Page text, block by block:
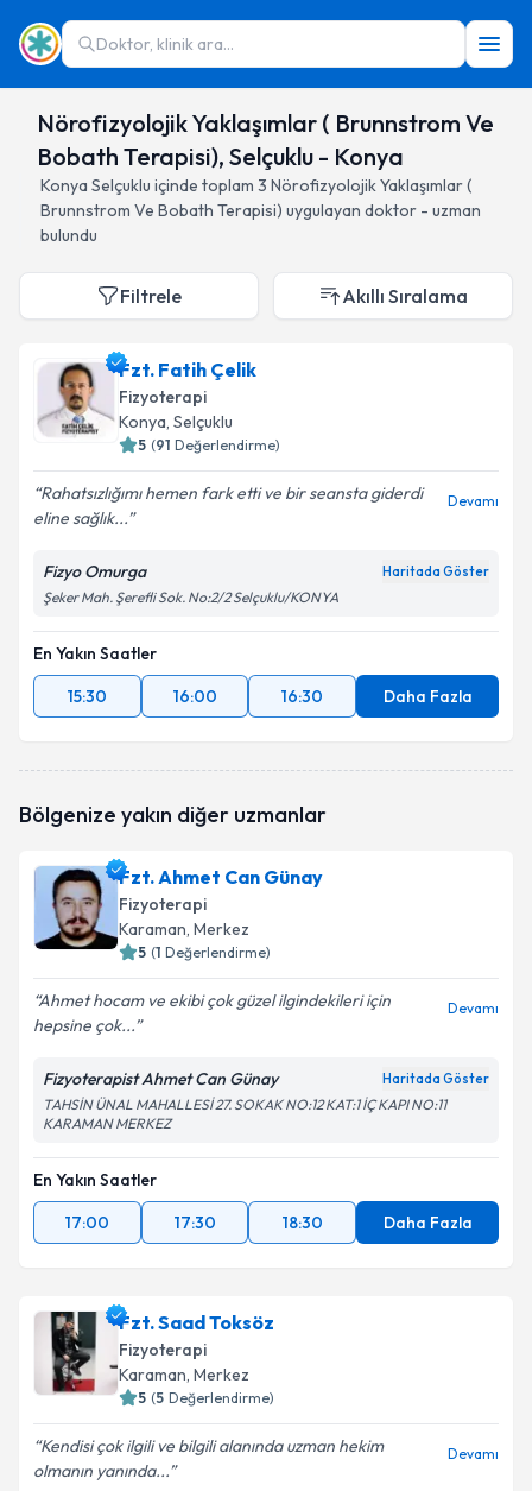
Doktor, klinik ara...
Nörofizyolojik Yaklaşımlar ( Brunnstrom Ve
Bobath Terapisi), Selçuklu - Konya
Konya Selçuklu içinde toplam 3 Nörofizyolojik Yaklaşımlar (
Brunnstrom Ve Bobath Terapisi) uygulayan doktor - uzman
bulundu
Filtrele Akıllı Sıralama
Fzt. Fatih Çelik
Fizyoterapi
Konya, Selçuklu
5 (91 Değerlendirme)
Rahatsızlığımı hemen fark etti ve bir seansta giderdi
eline sağlık...
Devamı
Fizyo Omurga Haritada Göster
Şeker Mah. Şerefli Sok. No:2/2 Selçuklu/KONYA
En Yakın Saatler
15:30
16:00 16:30 Daha Fazla
Bölgenize yakın diğer uzmanlar
Fzt. Ahmet Can Günay
Fizyoterapi
Karaman, Merkez
5 (1 Değerlendirme)
Ahmet hocam ve ekibi çok güzel ilgindekileri için
hepsine çok...
Devamı
Fizyoterapist Ahmet Can Günay Haritada Göster
TAHSİN ÜNAL MAHALLESİ 27. SOKAK NO:12 KAT:1 İÇ KAPI NO:11
KARAMAN MERKEZ
En Yakın Saatler
17:00
17:30 18:30 Daha Fazla
Fzt. Saad Toksöz
Fizyoterapi
Karaman, Merkez
5 (5 Değerlendirme)
Kendisi çok ilgili ve bilgili alanında uzman hekim
olmanın yanında...
Devamı